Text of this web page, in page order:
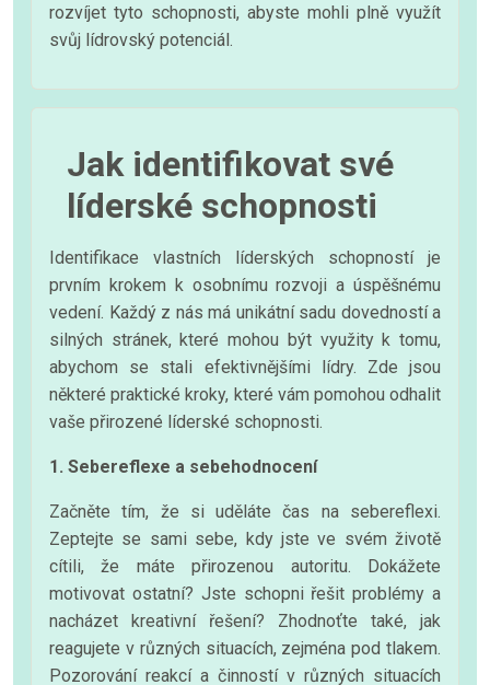
rozvíjet tyto schopnosti, abyste mohli plně využít
svůj lídrovský potenciál.
Jak identifikovat své
líderské schopnosti
Identifikace vlastních líderských schopností je
prvním krokem k osobnímu rozvoji a úspěšnému
vedení. Každý z nás má unikátní sadu dovedností a
silných stránek, které mohou být využity k tomu,
abychom se stali efektivnějšími lídry. Zde jsou
některé praktické kroky, které vám pomohou odhalit
vaše přirozené líderské schopnosti.
1. Sebereflexe a sebehodnocení
Začněte tím, že si uděláte čas na sebereflexi.
Zeptejte se sami sebe, kdy jste ve svém životě
cítili, že máte přirozenou autoritu. Dokážete
motivovat ostatní? Jste schopni řešit problémy a
nacházet kreativní řešení? Zhodnoťte také, jak
reagujete v různých situacích, zejména pod tlakem.
Pozorování reakcí a činností v různých situacích